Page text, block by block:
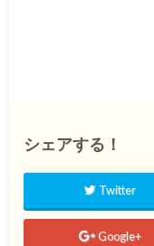
シェアする！
Twitter
Google+